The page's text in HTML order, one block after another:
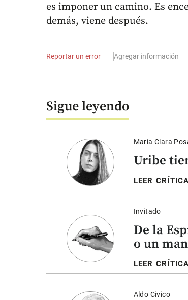
es imponer un camino. Es
demás, viene después.
Reportar un error Agregar información
Sigue leyendo
María Clara
Uribe
LEER CRÍTICA
Invitado
De la
o un
LEER CRÍTICA
Aldo Civico